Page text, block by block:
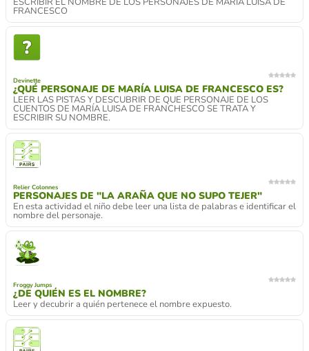
FRANCESCO
Devinette
¿QUÉ PERSONAJE DE MARÍA LUISA DE FRANCESCO ES?
LEER LAS PISTAS Y DESCUBRIR DE QUE PERSONAJE DE LOS
CUENTOS DE MARÍA LUISA DE FRANCHESCO SE TRATA Y
ESCRIBIR SU NOMBRE.
Relier Colonnes
PERSONAJES DE "LA ARAÑA QUE NO SUPO TEJER"
En esta actividad el niño debe leer una lista de palabras e identificar el
nombre del personaje.
Froggy Jumps
¿DE QUIÉN ES EL NOMBRE?
Leer y decubrir a quién pertenece el nombre expuesto.